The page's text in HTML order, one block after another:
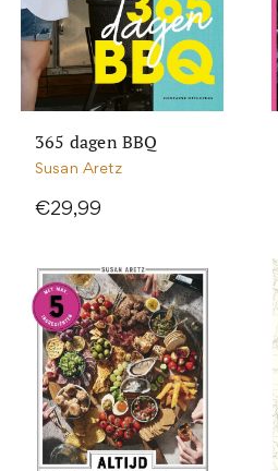
365 dagen BBQ
Susan Aretz
€29,99